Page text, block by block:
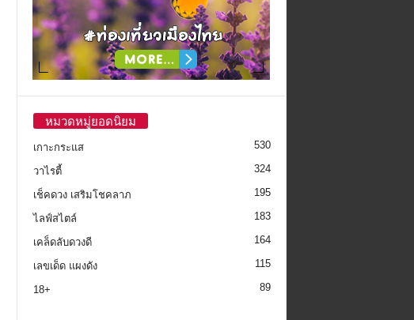
หมวดหมู่ยอดนิยม
เกาะกระแส 530
วาไรตี้ 324
เช็คดวง เสริมโชคลาภ 195
ไลฟ์สไตล์ 183
เคล็ดลับดวงดี 164
เลขเด็ด แผงดัง 115
18+ 89